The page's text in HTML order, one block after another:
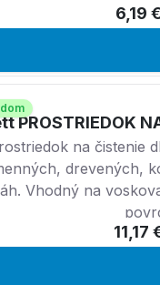
6,19 €
PROSTRIEDOK
na čistenie
drevených,
Vhodný na
11,17